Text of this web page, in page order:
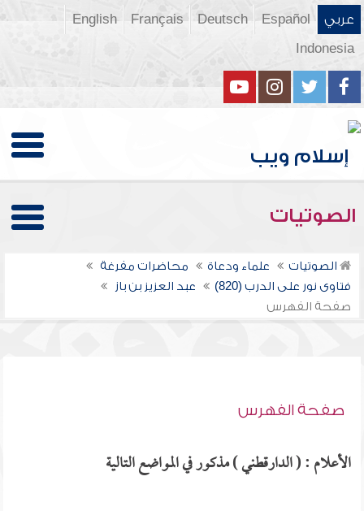
عربي Español
Deutsch
Français
English
Indonesia
الصوتيات
الصوتيات علماء ودعاة
محاضرات مفرغة
فتاوى نور على الدرب (820)
عبد العزيز بن باز
صفحة الفهرس
صفحة الفهرس
الأعلام : ( الدارقطني ) مذكور في المواضع التالية